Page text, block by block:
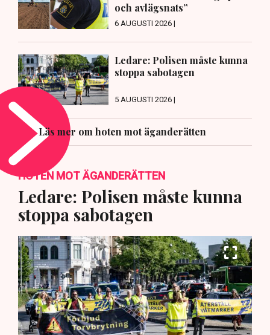
och avlägsnats”
6 AUGUSTI 2026 |
Ledare: Polisen måste kunna
stoppa sabotagen
5 AUGUSTI 2026 |
Läs mer om hoten mot äganderätten
HOTEN MOT ÄGANDERÄTTEN
Ledare: Polisen måste kunna
stoppa sabotagen